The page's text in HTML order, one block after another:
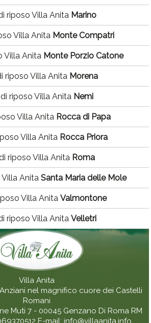
riposo Villa Anita Marino
Villa Anita Monte Compatri
Villa Anita Monte Porzio Catone
riposo Villa Anita Morena
riposo Villa Anita Nemi
Villa Anita Rocca di Papa
Villa Anita Rocca Priora
riposo Villa Anita Roma
Anita Santa Maria delle Mole
Villa AnitaValmontone
riposo Villa Anita Velletri
Villa Anita
nel magnifico cuore dei Castelli
Romani
Muti 7 - 00045 Genzano Di Roma RM
E-mail: info@villaanita.info